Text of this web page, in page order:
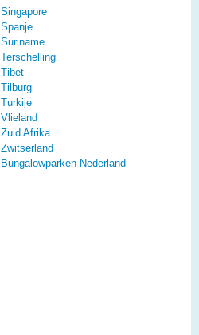
Singapore
Spanje
Suriname
Terschelling
Tibet
Tilburg
Turkije
Vlieland
Zuid Afrika
Zwitserland
Bungalowparken Nederland